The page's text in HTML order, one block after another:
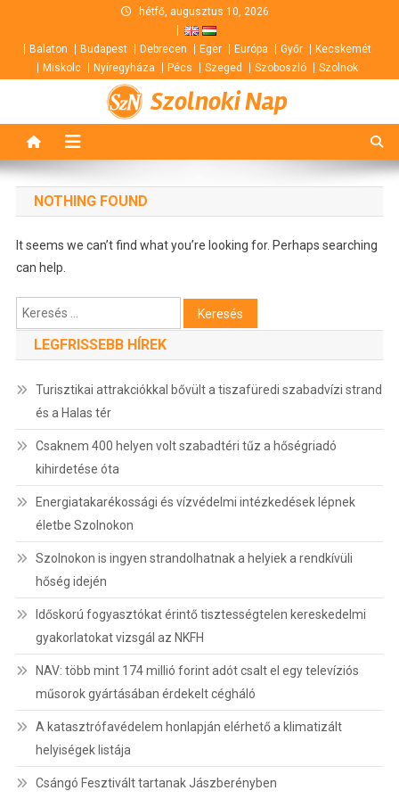
content
hétfő, augusztus 10, 2026
Balaton Budapest Debrecen Eger Európa Győr
Kecskemét
Miskolc
Nyíregyháza Pécs Szeged Szoboszló Szolnok
Szolnoki Nap
NOTHING FOUND
It seems we can’t find what you’re looking for. Perhaps searching
can help.
Keresés:
LEGFRISSEBB HÍREK
Turisztikai attrakciókkal bővült a tiszafüredi szabadvízi strand
és a Halas tér
Csaknem 400 helyen volt szabadtéri tűz a hőségriadó
kihirdetése óta
Energiatakarékossági és vízvédelmi intézkedések lépnek
életbe Szolnokon
Szolnokon is ingyen strandolhatnak a helyiek a rendkívüli
hőség idején
Időskorú fogyasztókat érintő tisztességtelen kereskedelmi
gyakorlatokat vizsgál az NKFH
NAV: több mint 174 millió forint adót csalt el egy televíziós
műsorok gyártásában érdekelt cégháló
A katasztrófavédelem honlapján elérhető a klimatizált
helyiségek listája
Csángó Fesztivált tartanak Jászberényben